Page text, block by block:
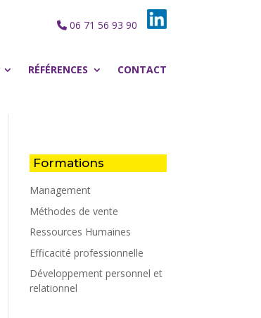
06 71 56 93 90
RÉFÉRENCES CONTACT
Formations
Management
Méthodes de vente
Ressources Humaines
Efficacité professionnelle
Développement personnel et
relationnel